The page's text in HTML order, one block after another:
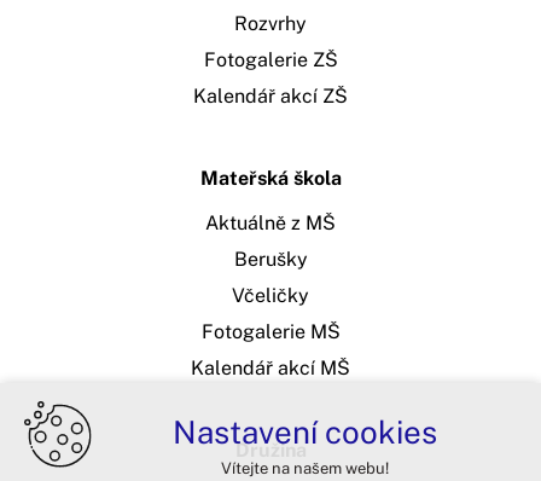
Rozvrhy
Fotogalerie ZŠ
Kalendář akcí ZŠ
Mateřská škola
Aktuálně z MŠ
Berušky
Včeličky
Fotogalerie MŠ
Kalendář akcí MŠ
Družina
Nastavení cookies
Vítejte na našem webu!